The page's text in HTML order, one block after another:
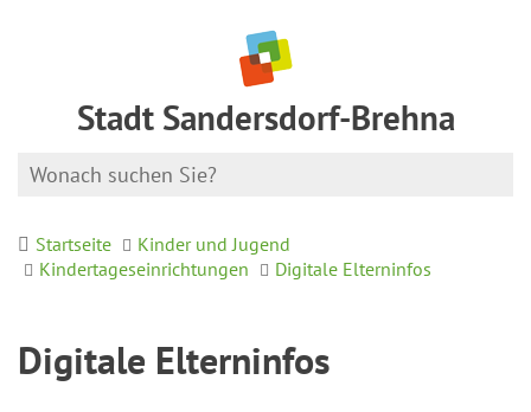
Stadt Sandersdorf-Brehna
Startseite
Kinder und Jugend
Kindertageseinrichtungen
Digitale Elterninfos
Digitale Elterninfos